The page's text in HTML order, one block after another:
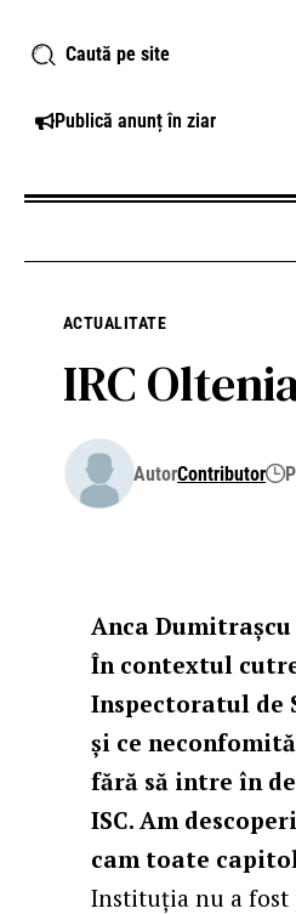
Caută pe site
Publică anunț în ziar
ACTUALITATE
IRC
AutorContributor
Anca Dumitrașcu
În contextul
Inspectoratul de
şi ce
fără să intre în
ISC. Am
cam toate
Instituţia nu a fost